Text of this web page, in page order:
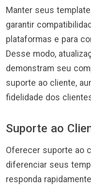
Manter seus
garantir
plataformas e para
Desse modo,
demonstram seu
suporte ao cliente,
fidelidade dos
Suporte ao
Oferecer suporte ao
diferenciar seus
responda